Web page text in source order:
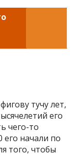
тучу лет,
его
чего-то
его начали по
того, чтобы